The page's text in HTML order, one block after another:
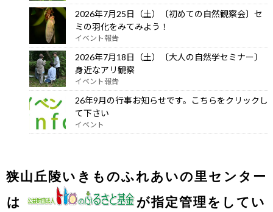
2026年7月25日（土）〔初めての自然観察会〕セ
ミの羽化をみてみよう！
イベント報告
2026年7月18日（土）〔大人の自然学セミナー〕
身近なアリ観察
イベント報告
26年9月の行事お知らせです。こちらをクリックし
て下さい
イベント
狭山丘陵いきものふれあいの里センター
は
が指定管理をしてい